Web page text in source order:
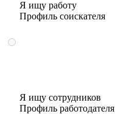
Я ищу работу
Профиль соискателя
Я ищу сотрудников
Профиль работодателя